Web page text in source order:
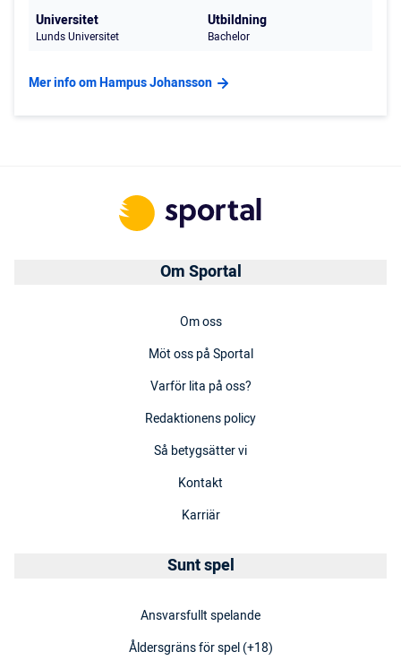
Universitet
Lunds Universitet
Utbildning
Bachelor
Mer info om Hampus Johansson
Om Sportal
Om oss
Möt oss på Sportal
Varför lita på oss?
Redaktionens policy
Så betygsätter vi
Kontakt
Karriär
Sunt spel
Ansvarsfullt spelande
Åldersgräns för spel (+18)